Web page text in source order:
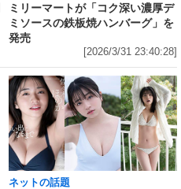
ミリーマートが「コク深い濃厚デ
ミソースの鉄板焼ハンバーグ」を
発売
[2026/3/31 23:40:28]
ネットの話題